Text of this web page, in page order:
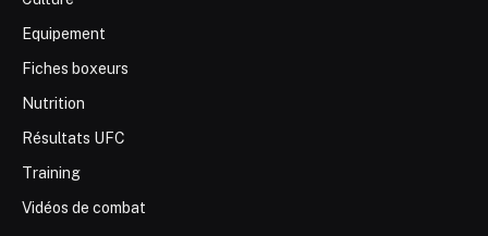
Equipement
Fiches boxeurs
Nutrition
Résultats UFC
Training
Vidéos de combat